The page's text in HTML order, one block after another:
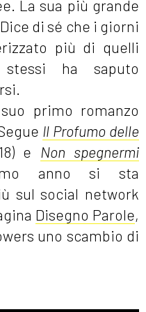
presenta:
100bpm,
di Matteo
La sua più grande
di sé che i giorni
più di quelli
ha saputo
primo romanzo
Il Profumo delle
e Non spegnermi
anno si sta
sul social network
Disegno Parole,
uno scambio di